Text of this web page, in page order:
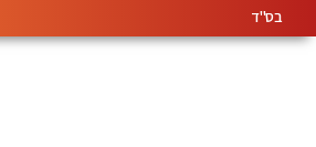
בס"ד